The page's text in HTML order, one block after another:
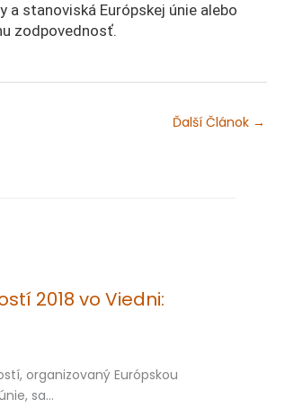
a stanoviská Európskej únie alebo
zodpovednosť.
Ďalší Článok →
2018 vo Viedni:
organizovaný Európskou
sa…